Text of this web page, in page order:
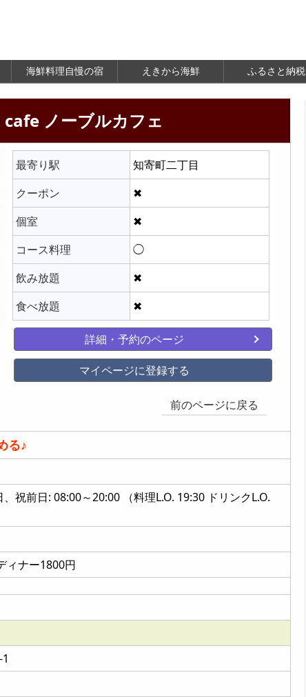
海鮮料理自慢の宿 えきから海鮮 ふるさと納税
cafe ノーブルカフェ
最寄り駅
知寄町二丁目
クーポン
✖
個室
✖
コース料理
◯
飲み放題
✖
食べ放題
✖
詳細・予約のページ
マイページに登録する
前のページに戻る
る♪
祝前日: 08:00～20:00 （料理L.O. 19:30 ドリンクL.O.
ナー1800円